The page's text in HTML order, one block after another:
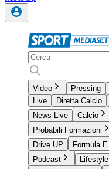
Video Pressing
Live
Diretta Calcio
News Live
Calcio
Probabili Formazioni
Drive UP
Formula E
Podcast
Lifestyle